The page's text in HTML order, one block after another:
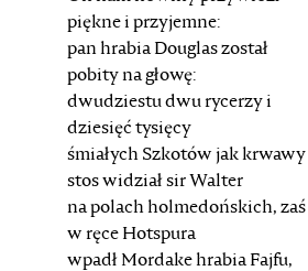
piękne i przyjemne:
pan hrabia Douglas został
pobity na głowę:
dwudziestu dwu rycerzy i
dziesięć tysięcy
śmiałych Szkotów jak krwawy
stos widział sir Walter
na polach holmedońskich, zaś
w ręce Hotspura
wpadł Mordake hrabia Fajfu,